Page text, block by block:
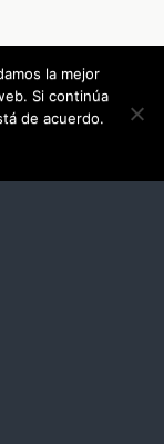
la mejor
Si continúa
de acuerdo.